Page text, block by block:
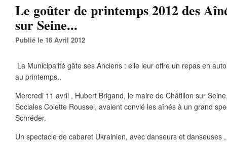
Le goûter de printemps 2012 des
sur Seine...
Publié le 16 Avril 2012
La Municipalité gâte ses Anciens : elle leur offre un repas en
au printemps..
Mercredi 11 avril , Hubert Brigand, le maire de Châtillon sur
Sociales Colette Roussel, avaient convié les aînés à un grand
Schréder.
Un spectacle de cabaret Ukrainien, avec danseurs et danseuses